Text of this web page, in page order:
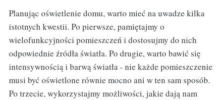
Planując oświetlenie domu, warto mieć na uwadze kilka
istotnych kwestii. Po pierwsze, pamiętajmy o
wielofunkcyjności pomieszczeń i dostosujmy do nich
odpowiednie źródła światła. Po drugie, warto bawić się
intensywnością i barwą światła - nie każde pomieszczenie
musi być oświetlone równie mocno ani w ten sam sposób.
Po trzecie, wykorzystajmy możliwości, jakie dają nam